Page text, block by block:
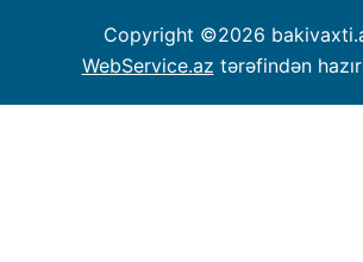
Copyright ©2026
WebService.az tərəfindən